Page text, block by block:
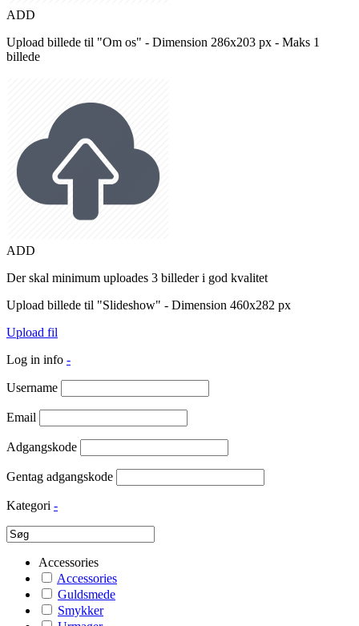
ADD
Upload billede til "Om os" - Dimension 286x203 px - Maks 1
billede
ADD
Der skal minimum uploades 3 billeder i god kvalitet
Upload billede til "Slideshow" - Dimension 460x282 px
Upload fil
Log in info -
Username
Email
Adgangskode
Gentag adgangskode
Kategori -
Accessories
Accessories
Guldsmede
Smykker